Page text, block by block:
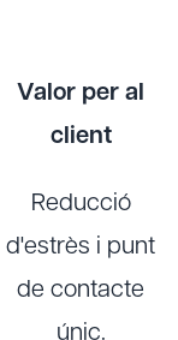
Valor per al
client
Reducció
d'estrès i punt
de contacte
únic.